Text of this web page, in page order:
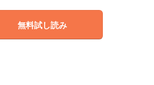
無料試し読み